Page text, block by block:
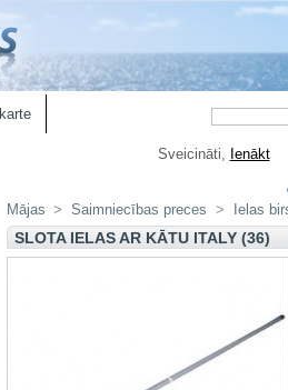
Sveicināti, Ienākt
Mājas > Saimniecības preces > Ielas
SLOTA IELAS AR KĀTU ITALY (36)